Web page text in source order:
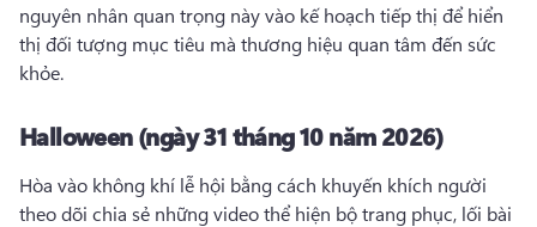
nguyên nhân quan trọng này vào kế hoạch tiếp thị để hiển
thị đối tượng mục tiêu mà thương hiệu quan tâm đến sức
khỏe.
Halloween (ngày 31 tháng 10 năm 2026)
Hòa vào không khí lễ hội bằng cách khuyến khích người
theo dõi chia sẻ những video thể hiện bộ trang phục, lối bài